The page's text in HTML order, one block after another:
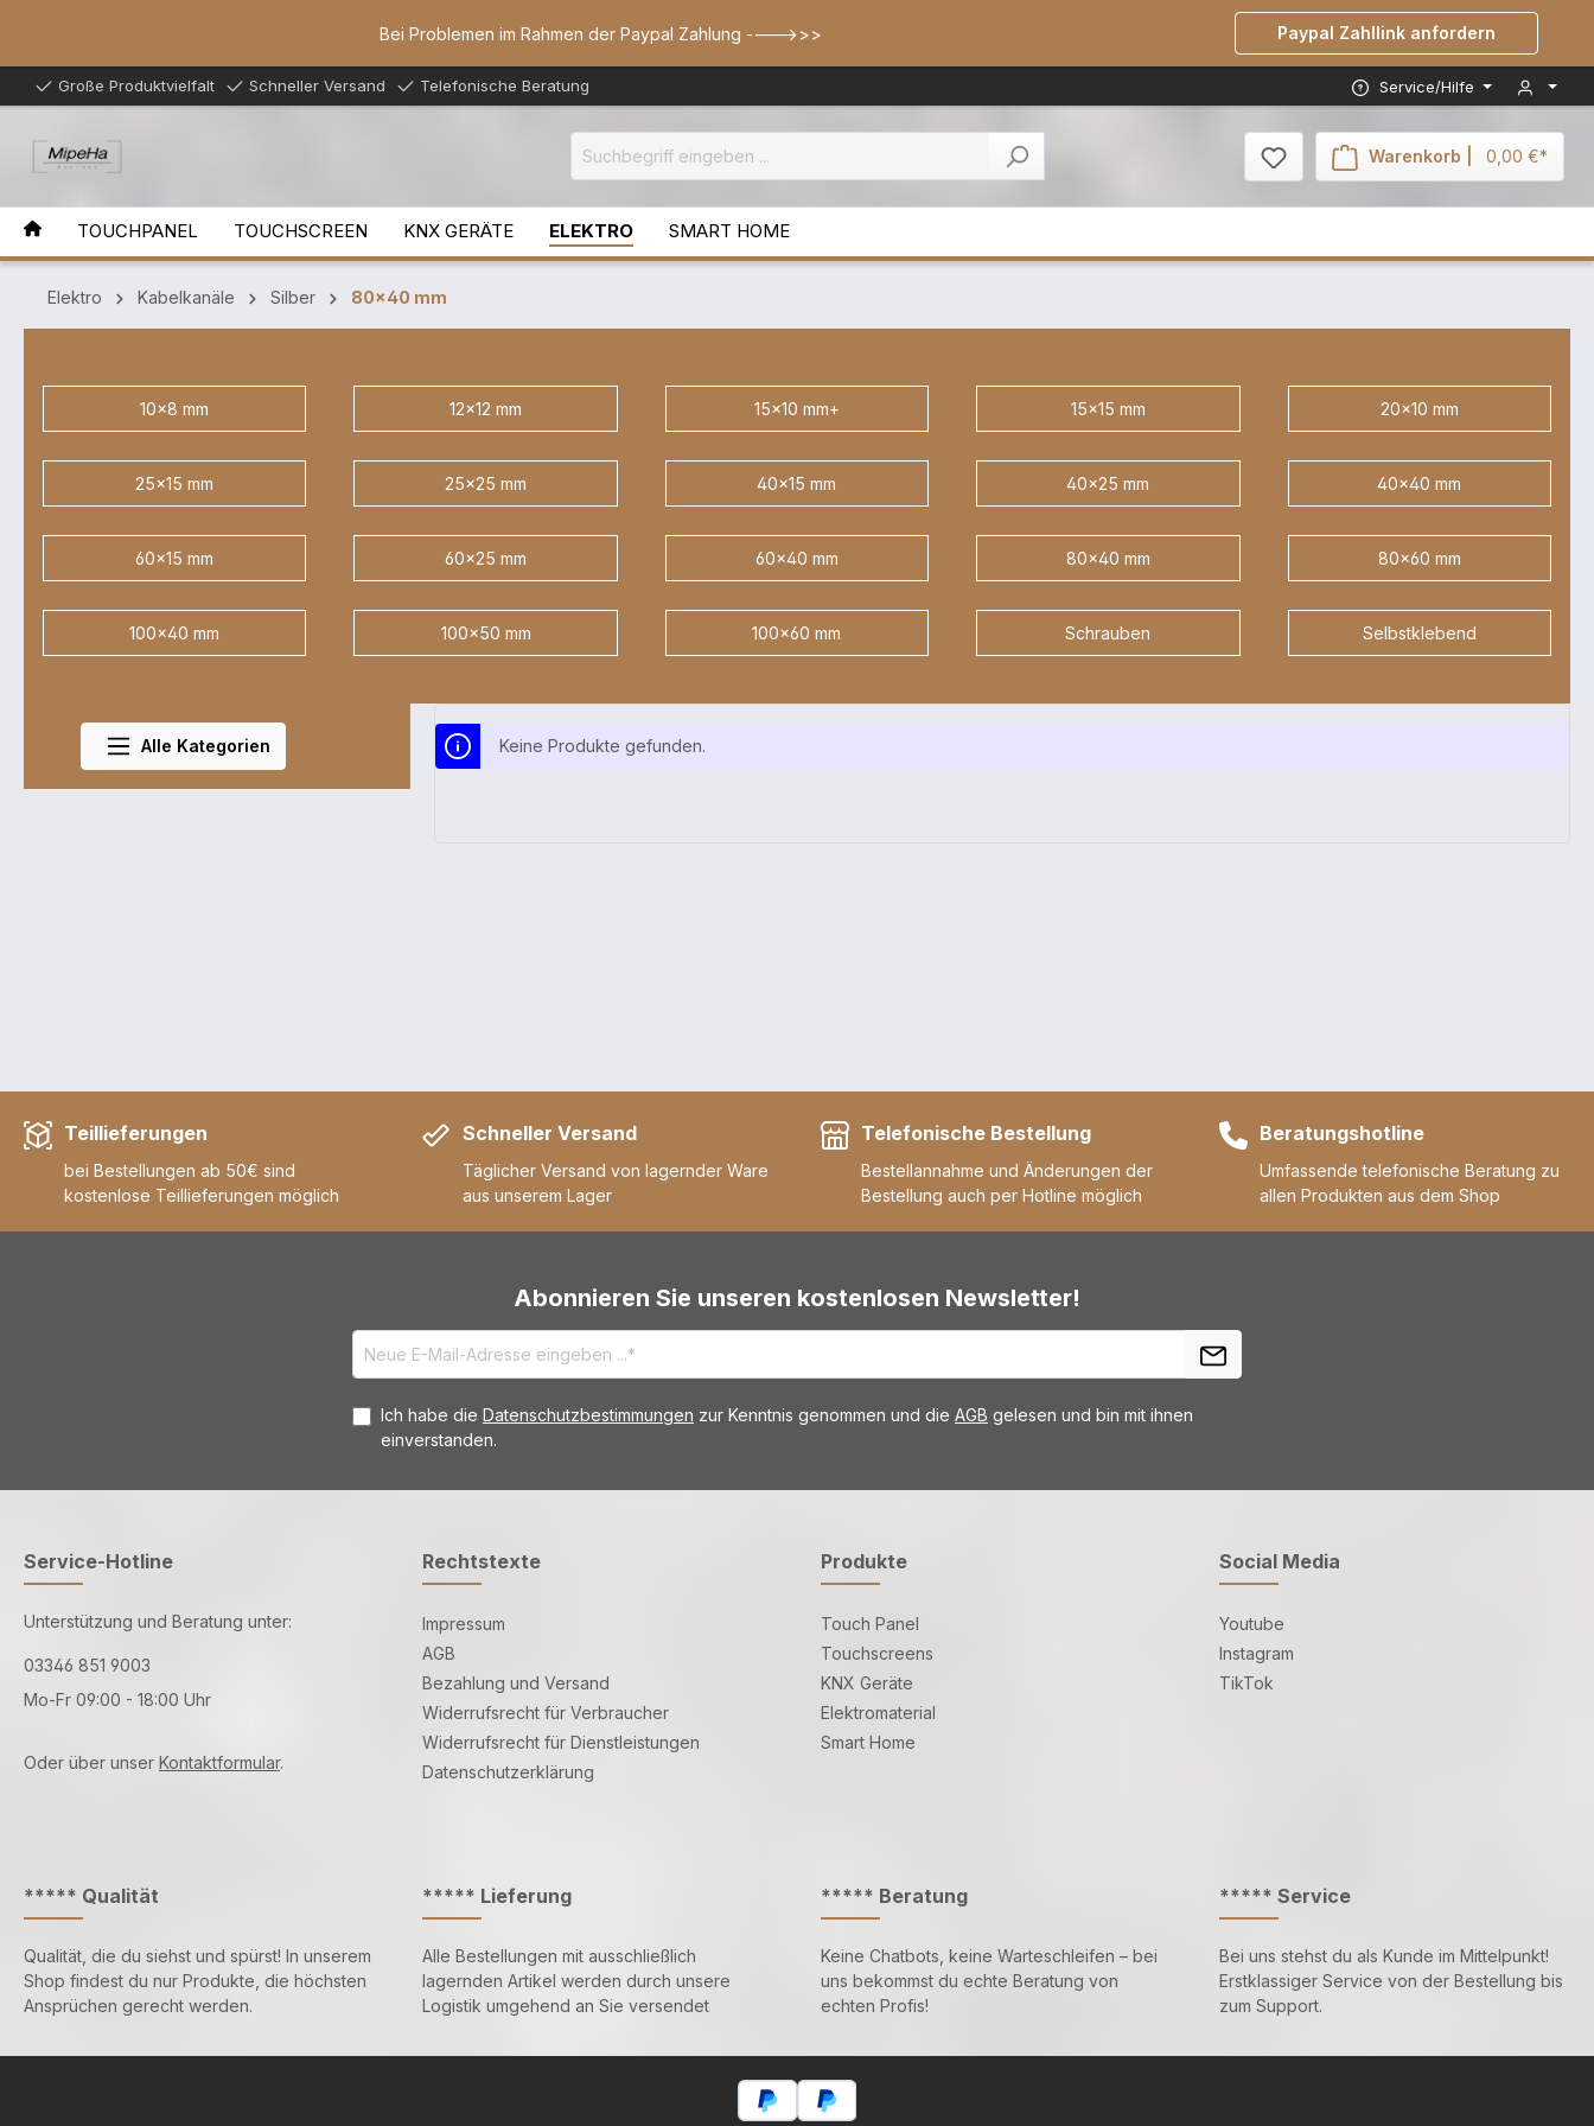
Bei Problemen im Rahmen der Paypal Zahlung ---->>> Paypal Zahllink anfordern
Große Produktvielfalt Schneller Versand Telefonische Beratung Service/Hilfe
Warenkorb | 0,00 €*
TOUCHPANEL TOUCHSCREEN KNX GERÄTE ELEKTRO SMART HOME
Elektro Kabelkanäle Silber 80x40 mm
10x8 mm 12x12 mm 15x10 mm+ 15x15 mm 20x10 mm
25x15 mm 25x25 mm 40x15 mm 40x25 mm 40x40 mm
60x15 mm 60x25 mm 60x40 mm 80x40 mm 80x60 mm
100x40 mm 100x50 mm 100x60 mm Schrauben Selbstklebend
Alle Kategorien Keine Produkte gefunden.
Teillieferungen
bei Bestellungen ab 50€ sind
kostenlose Teillieferungen möglich
Schneller Versand
Täglicher Versand von lagernder Ware
aus unserem Lager
Telefonische Bestellung
Bestellannahme und Änderungen der
Bestellung auch per Hotline möglich
Beratungshotline
Umfassende telefonische Beratung zu
allen Produkten aus dem Shop
Abonnieren Sie unseren kostenlosen Newsletter!
Ich habe die Datenschutzbestimmungen zur Kenntnis genommen und die AGB gelesen und bin mit ihnen
einverstanden.
Service-Hotline
Unterstützung und Beratung unter:
03346 851 9003
Mo-Fr 09:00 - 18:00 Uhr
Oder über unser Kontaktformular.
Rechtstexte
Impressum
AGB
Bezahlung und Versand
Widerrufsrecht für Verbraucher
Widerrufsrecht für Dienstleistungen
Datenschutzerklärung
Produkte
Touch Panel
Touchscreens
KNX Geräte
Elektromaterial
Smart Home
Social Media
Youtube
Instagram
TikTok
***** Qualität
Qualität, die du siehst und spürst! In unserem
Shop findest du nur Produkte, die höchsten
Ansprüchen gerecht werden.
***** Lieferung
Alle Bestellungen mit ausschließlich
lagernden Artikel werden durch unsere
Logistik umgehend an Sie versendet
***** Beratung
Keine Chatbots, keine Warteschleifen – bei
uns bekommst du echte Beratung von
echten Profis!
***** Service
Bei uns stehst du als Kunde im Mittelpunkt!
Erstklassiger Service von der Bestellung bis
zum Support.